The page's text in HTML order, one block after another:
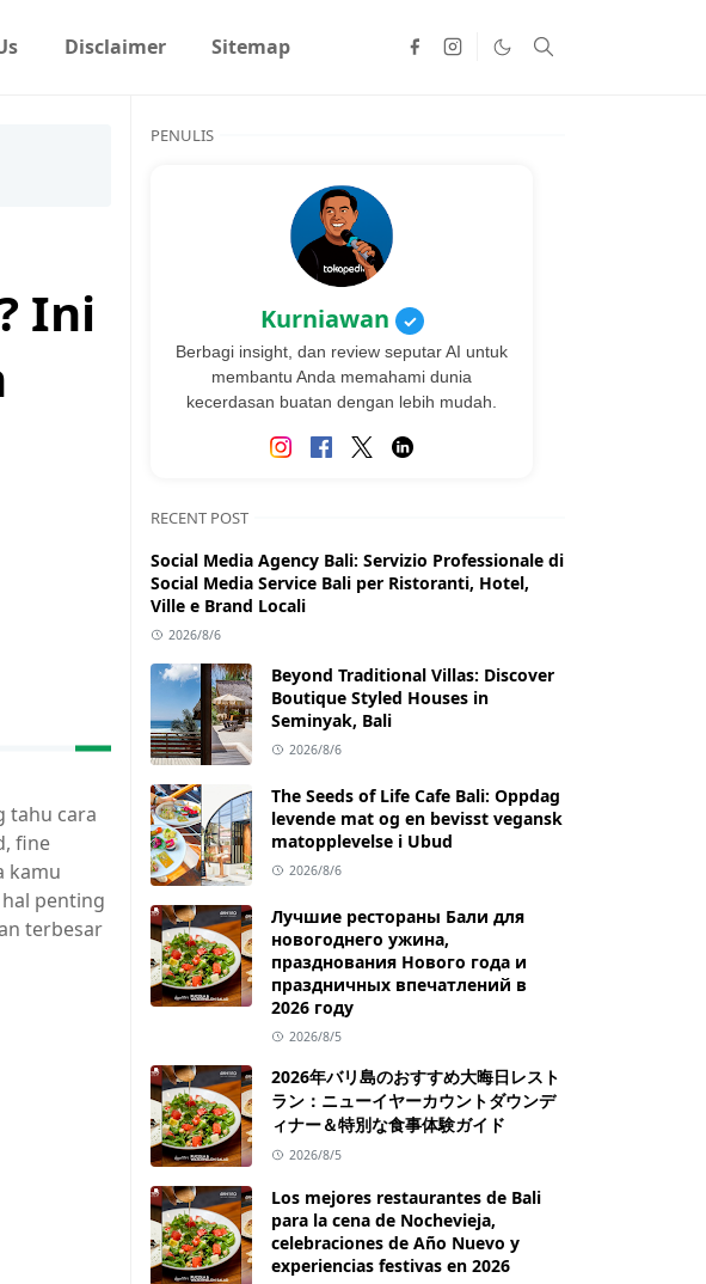
Disclaimer Sitemap
Ini
tahu cara
fine
kamu
penting
terbesar
PENULIS
Kurniawan ✓
Berbagi insight, dan review seputar AI untuk
membantu Anda memahami dunia
kecerdasan buatan dengan lebih mudah.
RECENT POST
Social Media Agency Bali: Servizio Professionale di
Social Media Service Bali per Ristoranti, Hotel,
Ville e Brand Locali
2026/8/6
Beyond Traditional Villas: Discover
Boutique Styled Houses in
Seminyak, Bali
2026/8/6
The Seeds of Life Cafe Bali: Oppdag
levende mat og en bevisst vegansk
matopplevelse i Ubud
2026/8/6
Лучшие рестораны Бали для
новогоднего ужина,
празднования Нового года и
праздничных впечатлений в
2026 году
2026/8/5
2026年バリ島のおすすめ大晦日レスト
ラン：ニューイヤーカウントダウンデ
ィナー＆特別な食事体験ガイド
2026/8/5
Los mejores restaurantes de Bali
para la cena de Nochevieja,
celebraciones de Año Nuevo y
experiencias festivas en 2026